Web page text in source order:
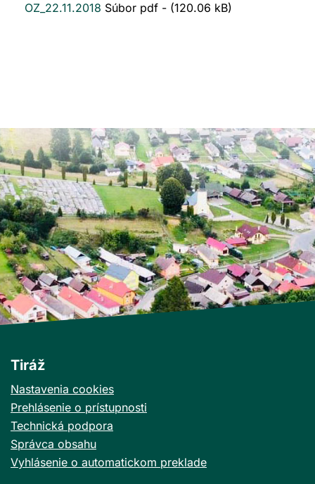
OZ_22.11.2018 Súbor pdf - (120.06 kB)
Tiráž
Nastavenia cookies
Prehlásenie o prístupnosti
Technická podpora
Správca obsahu
Vyhlásenie o automatickom preklade